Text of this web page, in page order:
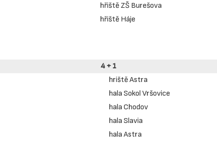
hřiště ZŠ Burešova
hřiště Háje
4 + 1
hriště Astra
hala Sokol Vršovice
hala Chodov
hala Slavia
hala Astra